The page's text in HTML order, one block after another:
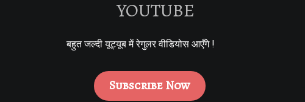
YOUTUBE
Subscribe Now
बहुत जल्दी यूट्यूब में रेगुलर वीडियोस आएँगे !